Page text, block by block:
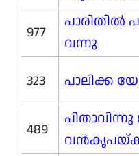
977
പാരിതിൽ
വന്നു
323
പാലിക്ക
489